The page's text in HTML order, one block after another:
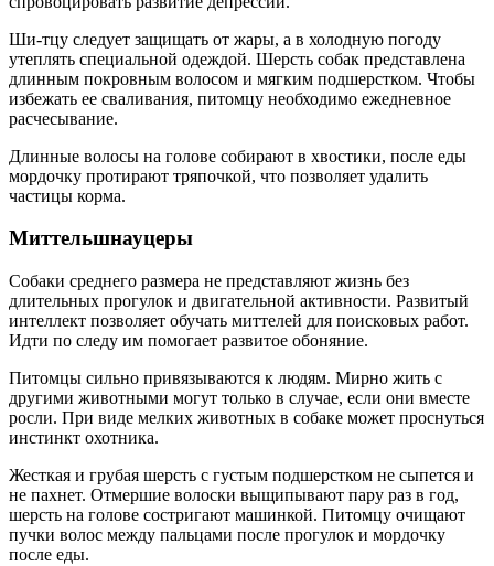
Ши-тцу следует защищать от жары, а в холодную погоду
утеплять специальной одеждой. Шерсть собак представлена
длинным покровным волосом и мягким подшерстком. Чтобы
избежать ее сваливания, питомцу необходимо ежедневное
расчесывание.
Длинные волосы на голове собирают в хвостики, после еды
мордочку протирают тряпочкой, что позволяет удалить
частицы корма.
Миттельшнауцеры
Собаки среднего размера не представляют жизнь без
длительных прогулок и двигательной активности. Развитый
интеллект позволяет обучать миттелей для поисковых работ.
Идти по следу им помогает развитое обоняние.
Питомцы сильно привязываются к людям. Мирно жить с
другими животными могут только в случае, если они вместе
росли. При виде мелких животных в собаке может проснуться
инстинкт охотника.
Жесткая и грубая шерсть с густым подшерстком не сыпется и
не пахнет. Отмершие волоски выщипывают пару раз в год,
шерсть на голове состригают машинкой. Питомцу очищают
пучки волос между пальцами после прогулок и мордочку
после еды.